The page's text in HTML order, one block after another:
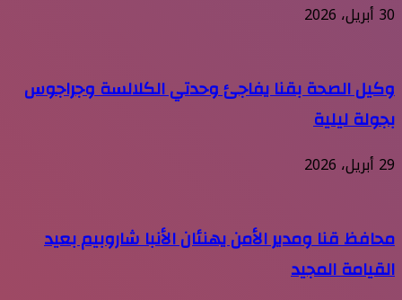
30 أبريل، 2026
وكيل الصحة بقنا يفاجئ وحدتي الكلالسة وجراجوس
بجولة ليلية
29 أبريل، 2026
محافظ قنا ومدير الأمن يهنئان الأنبا شاروبيم بعيد
القيامة المجيد